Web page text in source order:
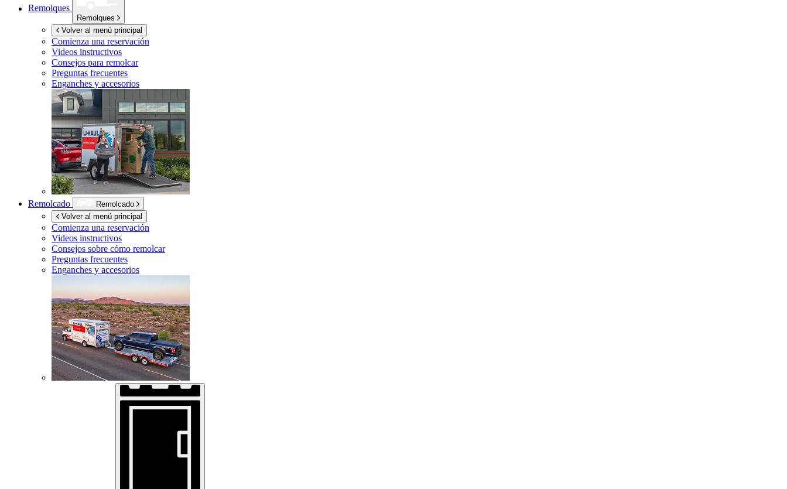
Remolques
Remolques
Volver al menú principal
Comienza una reservación
Videos instructivos
Consejos para remolcar
Preguntas frecuentes
Enganches y accesorios
Remolcado
Remolcado
Volver al menú principal
Comienza una reservación
Videos instructivos
Consejos sobre cómo remolcar
Preguntas frecuentes
Enganches y accesorios